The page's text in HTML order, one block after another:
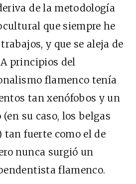
de la metodología
que siempre he
y que se aleja de
principios del
flamenco tenía
tan xenófobos y un
su caso, los belgas
tan fuerte como el de
nunca surgió un
flamenco.